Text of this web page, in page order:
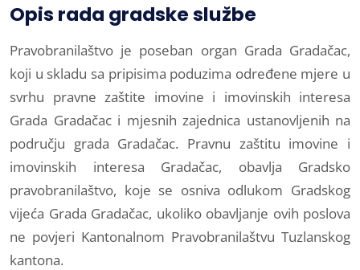
Opis rada gradske službe
Pravobranilaštvo je poseban organ Grada Gradačac,
koji u skladu sa pripisima poduzima određene mjere u
svrhu pravne zaštite imovine i imovinskih interesa
Grada Gradačac i mjesnih zajednica ustanovljenih na
području grada Gradačac. Pravnu zaštitu imovine i
imovinskih interesa Gradačac, obavlja Gradsko
pravobranilaštvo, koje se osniva odlukom Gradskog
vijeća Grada Gradačac, ukoliko obavljanje ovih poslova
ne povjeri Kantonalnom Pravobranilaštvu Tuzlanskog
kantona.